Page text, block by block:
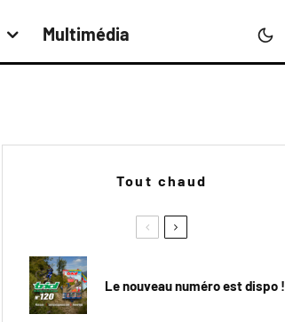
Multimédia
Tout chaud
Le nouveau numéro est dispo !